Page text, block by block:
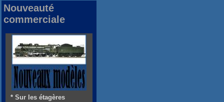
Nouveauté
commerciale
* Sur les étagères